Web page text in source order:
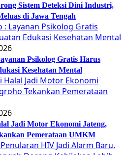
Sistem Deteksi Dini Industri,
di Jawa Tengah
Psikolog Gratis Harus
Kesehatan Mental
Jadi Motor Ekonomi Jateng,
Pemerataan UMKM